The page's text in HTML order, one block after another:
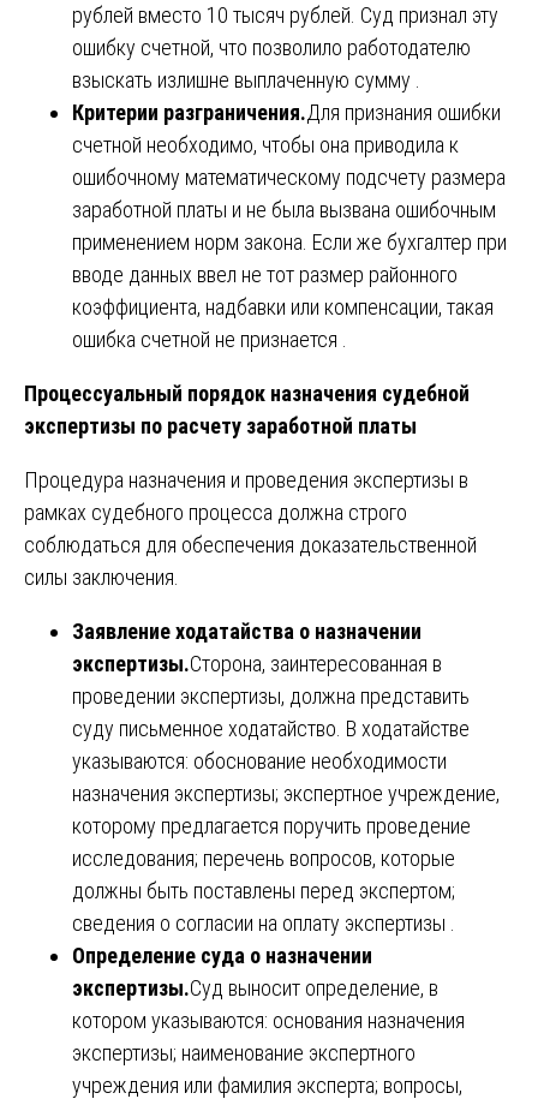
рублей вместо 10 тысяч рублей. Суд признал эту
ошибку счетной, что позволило работодателю
взыскать излишне выплаченную сумму .
Критерии разграничения.Для признания ошибки
счетной необходимо, чтобы она приводила к
ошибочному математическому подсчету размера
заработной платы и не была вызвана ошибочным
применением норм закона. Если же бухгалтер при
вводе данных ввел не тот размер районного
коэффициента, надбавки или компенсации, такая
ошибка счетной не признается .
Процессуальный порядок назначения судебной
экспертизы по расчету заработной платы
Процедура назначения и проведения экспертизы в
рамках судебного процесса должна строго
соблюдаться для обеспечения доказательственной
силы заключения.
Заявление ходатайства о назначении
экспертизы.Сторона, заинтересованная в
проведении экспертизы, должна представить
суду письменное ходатайство. В ходатайстве
указываются: обоснование необходимости
назначения экспертизы; экспертное учреждение,
которому предлагается поручить проведение
исследования; перечень вопросов, которые
должны быть поставлены перед экспертом;
сведения о согласии на оплату экспертизы .
Определение суда о назначении
экспертизы.Суд выносит определение, в
котором указываются: основания назначения
экспертизы; наименование экспертного
учреждения или фамилия эксперта; вопросы,